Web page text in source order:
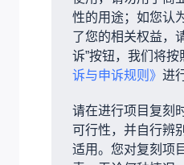
性的用途；如您认
了您的相关权益，
诉”按钮，我们将按
诉与申诉规则》 进
请在进行项目复刻
可行性，并自行辨
适用。您对复刻项